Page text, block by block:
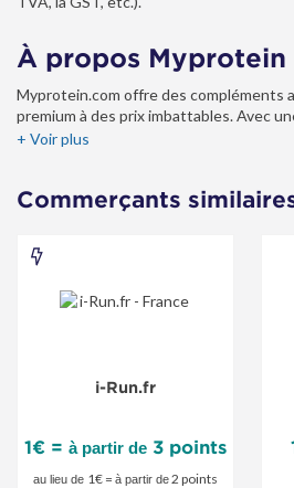
À propos Myprotein
Myprotein.com offre des compléments
premium à des prix imbattables. Avec
de 2500 produits et une garantie sur
les vitamines, les acides aminés, les
+ Voir plus
Commerçants
i-Run.fr
1€ = à partir de 3 points
au lieu de 1€ = à partir de2 points
Run.fr
spéciale